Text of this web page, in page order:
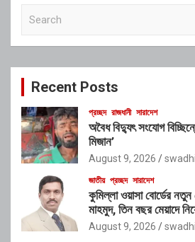
c
Recent Posts
প্রচ্ছদ রাজধানী সারাদেশ
অবৈধ বিদ্যুৎ সংযোগ
মিজান’
August 9, 2026
জাতীয় প্রচ্ছদ সারাদেশ
কুমিল্লা ওয়াসা বোর্ডের
মাহমুদ, তিন বছর মেয়াদে
August 9, 2026